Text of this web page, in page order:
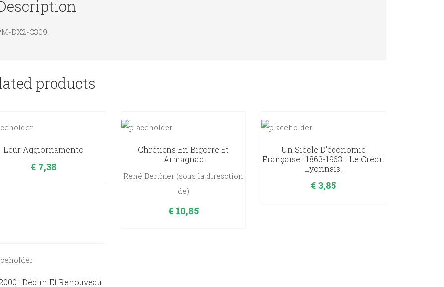
DX2-C309.
products
Leur Aggiornamento
€7,38
Chrétiens En Bigorre Et
Armagnac
René Berthier (sous la diresction
de)
€10,85
Un Siècle D’économie
Française : 1863-1963. : Le Crédit
Lyonnais.
€ 3,85
: Déclin Et Renouveau